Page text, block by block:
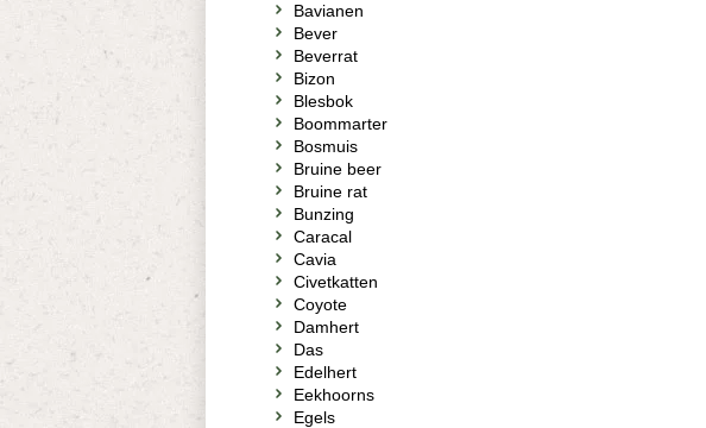
Bavianen
Bever
Beverrat
Bizon
Blesbok
Boommarter
Bosmuis
Bruine beer
Bruine rat
Bunzing
Caracal
Cavia
Civetkatten
Coyote
Damhert
Das
Edelhert
Eekhoorns
Egels